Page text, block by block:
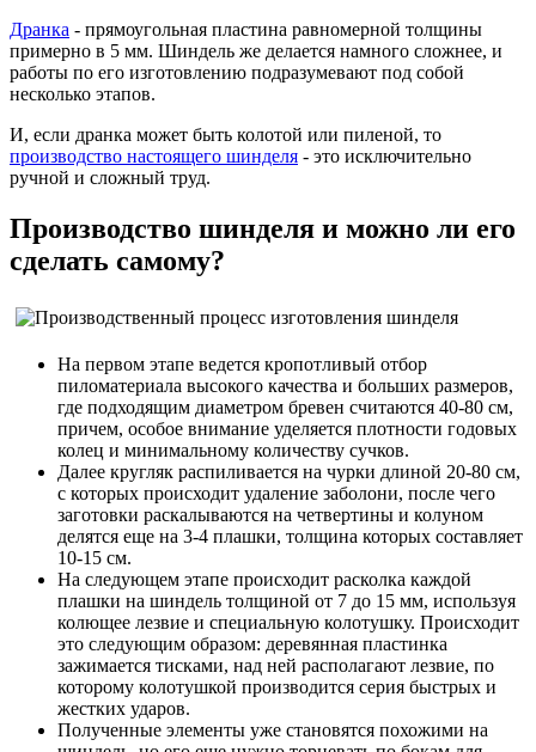
Дранка - прямоугольная пластина равномерной толщины
примерно в 5 мм. Шиндель же делается намного сложнее, и
работы по его изготовлению подразумевают под собой
несколько этапов.
И, если дранка может быть колотой или пиленой, то
производство настоящего шинделя - это исключительно
ручной и сложный труд.
Производство шинделя и можно ли его
сделать самому?
На первом этапе ведется кропотливый отбор
пиломатериала высокого качества и больших размеров,
где подходящим диаметром бревен считаются 40-80 см,
причем, особое внимание уделяется плотности годовых
колец и минимальному количеству сучков.
Далее кругляк распиливается на чурки длиной 20-80 см,
с которых происходит удаление заболони, после чего
заготовки раскалываются на четвертины и колуном
делятся еще на 3-4 плашки, толщина которых составляет
10-15 см.
На следующем этапе происходит расколка каждой
плашки на шиндель толщиной от 7 до 15 мм, используя
колющее лезвие и специальную колотушку. Происходит
это следующим образом: деревянная пластинка
зажимается тисками, над ней располагают лезвие, по
которому колотушкой производится серия быстрых и
жестких ударов.
Полученные элементы уже становятся похожими на